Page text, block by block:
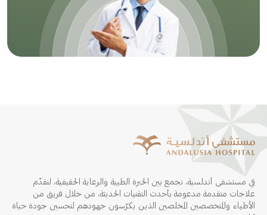
في مستشفى أندلسية، نجمع بين الخبرة الطبية والرعاية الحقيقية، لنقدّم
علاجات متقدمة مدعومة بأحدث التقنيات الحديثة، من خلال فريق من
الأطباء والمتخصصين المخلصين الذين يكرّسون جهودهم لتحسين جودة حياة